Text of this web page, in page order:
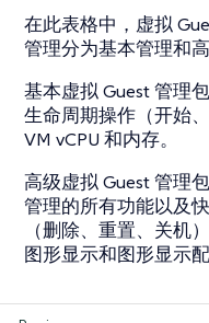
在此表格中，虚拟
管理分为基本管理和高
基本虚拟 Guest 管理
生命周期操作（开始
VM vCPU 和内存。
高级虚拟 Guest 管理
管理的所有功能以及
（删除、重置、关机
图形显示和图形显示配